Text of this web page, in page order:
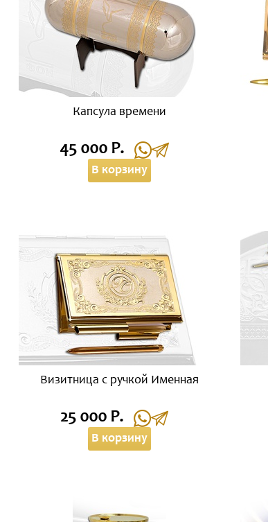
Капсула времени
45 000 Р.
В корзину
Визитница с ручкой Именная
25 000 Р.
В корзину